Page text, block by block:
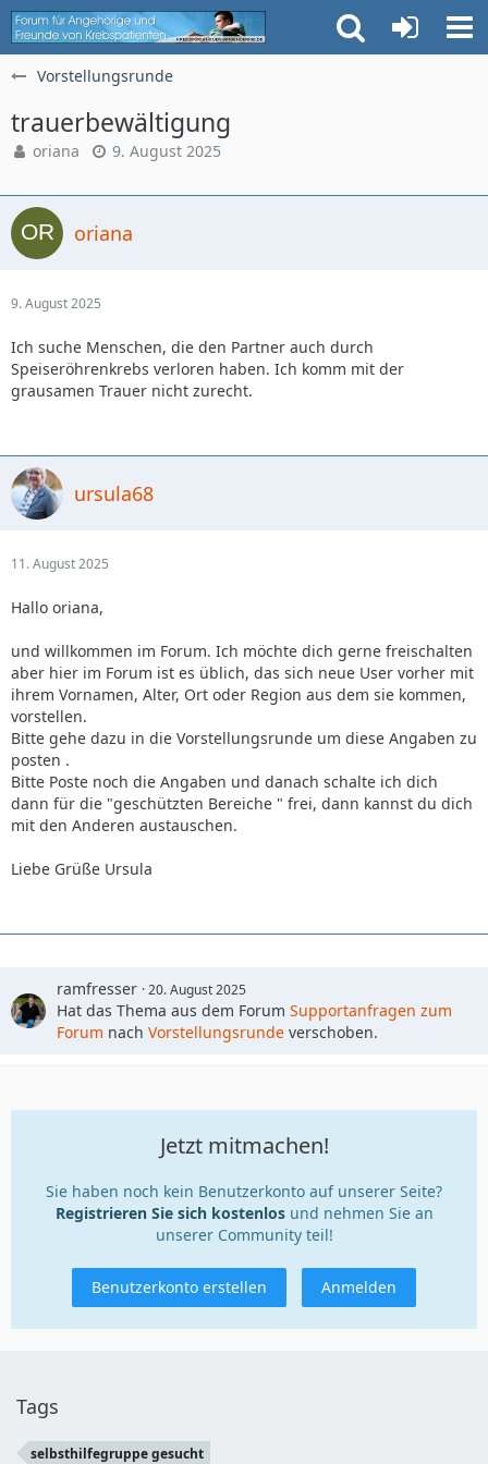
Vorstellungsrunde
trauerbewältigung
oriana 9. August 2025
oriana
9. August 2025
Ich suche Menschen, die den Partner auch durch
Speiseröhrenkrebs verloren haben. Ich komm mit der
grausamen Trauer nicht zurecht.
ursula68
11. August 2025
Hallo oriana,
und willkommen im Forum. Ich möchte dich gerne freischalten
aber hier im Forum ist es üblich, das sich neue User vorher mit
ihrem Vornamen, Alter, Ort oder Region aus dem sie kommen,
vorstellen.
Bitte gehe dazu in die Vorstellungsrunde um diese Angaben zu
posten .
Bitte Poste noch die Angaben und danach schalte ich dich
dann für die "geschützten Bereiche " frei, dann kannst du dich
mit den Anderen austauschen.
Liebe Grüße Ursula
ramfresser 20. August 2025
Hat das Thema aus dem Forum Supportanfragen zum
Forum nach Vorstellungsrunde verschoben.
Jetzt mitmachen!
Sie haben noch kein Benutzerkonto auf unserer Seite?
Registrieren Sie sich kostenlosund nehmen Sie an
unserer Community teil!
Benutzerkonto erstellen Anmelden
Tags
selbsthilfegruppe gesucht